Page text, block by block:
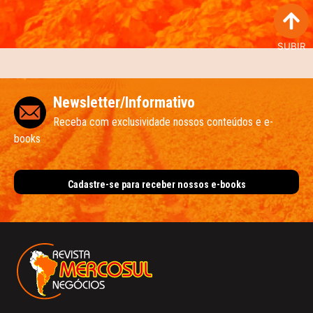
SUBIR
Newsletter/Informativo
Receba com exclusividade nossos conteúdos e e-
books
Cadastre-se para receber nossos e-books